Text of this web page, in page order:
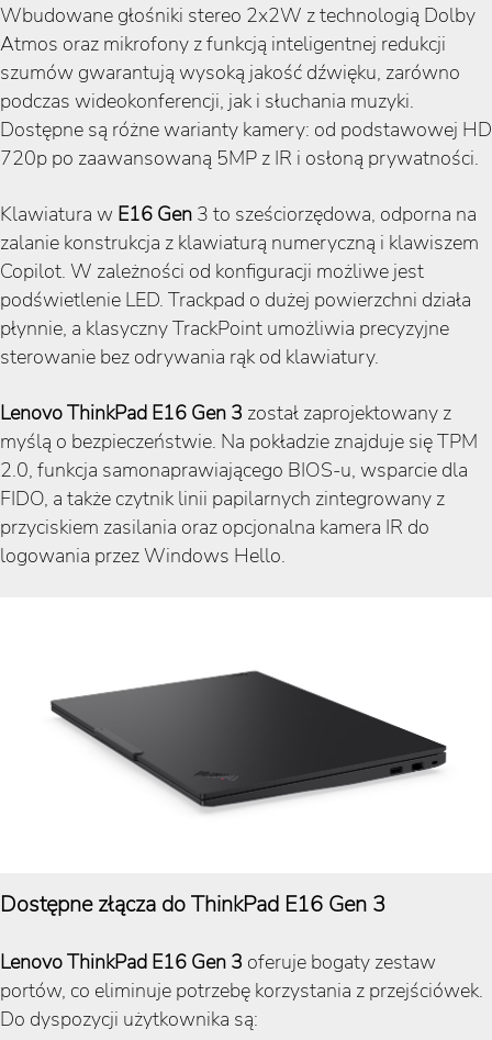
Wbudowane głośniki stereo 2x2W z technologią Dolby
Atmos oraz mikrofony z funkcją inteligentnej redukcji
szumów gwarantują wysoką jakość dźwięku, zarówno
podczas wideokonferencji, jak i słuchania muzyki.
Dostępne są różne warianty kamery: od podstawowej HD
720p po zaawansowaną 5MP z IR i osłoną prywatności.
Klawiatura w E16 Gen 3 to sześciorzędowa, odporna na
zalanie konstrukcja z klawiaturą numeryczną i klawiszem
Copilot. W zależności od konfiguracji możliwe jest
podświetlenie LED. Trackpad o dużej powierzchni działa
płynnie, a klasyczny TrackPoint umożliwia precyzyjne
sterowanie bez odrywania rąk od klawiatury.
Lenovo ThinkPad E16 Gen 3 został zaprojektowany z
myślą o bezpieczeństwie. Na pokładzie znajduje się TPM
2.0, funkcja samonaprawiającego BIOS-u, wsparcie dla
FIDO, a także czytnik linii papilarnych zintegrowany z
przyciskiem zasilania oraz opcjonalna kamera IR do
logowania przez Windows Hello.
Dostępne złącza do ThinkPad E16 Gen 3
Lenovo ThinkPad E16 Gen 3 oferuje bogaty zestaw
portów, co eliminuje potrzebę korzystania z przejściówek.
Do dyspozycji użytkownika są: